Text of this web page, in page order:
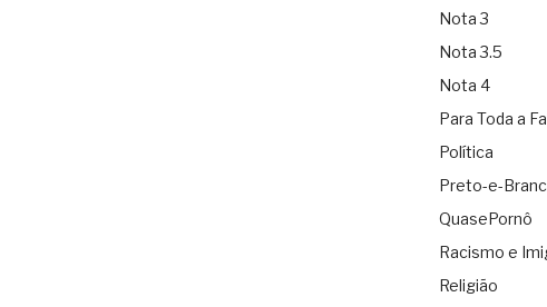
Nota 3
Nota 3.5
Nota 4
Para Toda a
Política
Preto-e-
QuasePornô
Racismo e
Religião